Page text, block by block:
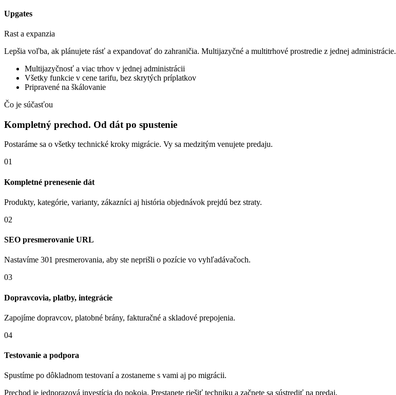
Upgates
Rast a expanzia
Lepšia voľba, ak plánujete rásť a expandovať do zahraničia. Multijazyčné a multitrhové prostredie z jednej administrácie.
Multijazyčnosť a viac trhov v jednej administrácii
Všetky funkcie v cene tarifu, bez skrytých príplatkov
Pripravené na škálovanie
Čo je súčasťou
Kompletný prechod. Od dát po spustenie
Postaráme sa o všetky technické kroky migrácie. Vy sa medzitým venujete predaju.
01
Kompletné prenesenie dát
Produkty, kategórie, varianty, zákazníci aj história objednávok prejdú bez straty.
02
SEO presmerovanie URL
Nastavíme 301 presmerovania, aby ste neprišli o pozície vo vyhľadávačoch.
03
Dopravcovia, platby, integrácie
Zapojíme dopravcov, platobné brány, fakturačné a skladové prepojenia.
04
Testovanie a podpora
Spustíme po dôkladnom testovaní a zostaneme s vami aj po migrácii.
Prechod je jednorazová investícia do pokoja. Prestanete riešiť techniku a začnete sa sústrediť na predaj.